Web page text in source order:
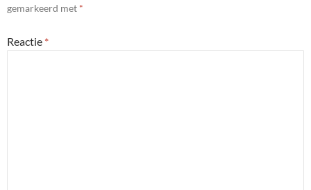
gemarkeerd met *
Reactie *